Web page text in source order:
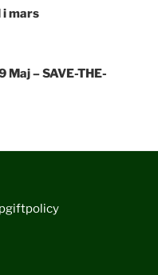
i mars
– SAVE-THE-